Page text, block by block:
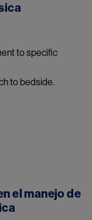
to specific
to bedside.
el manejo de